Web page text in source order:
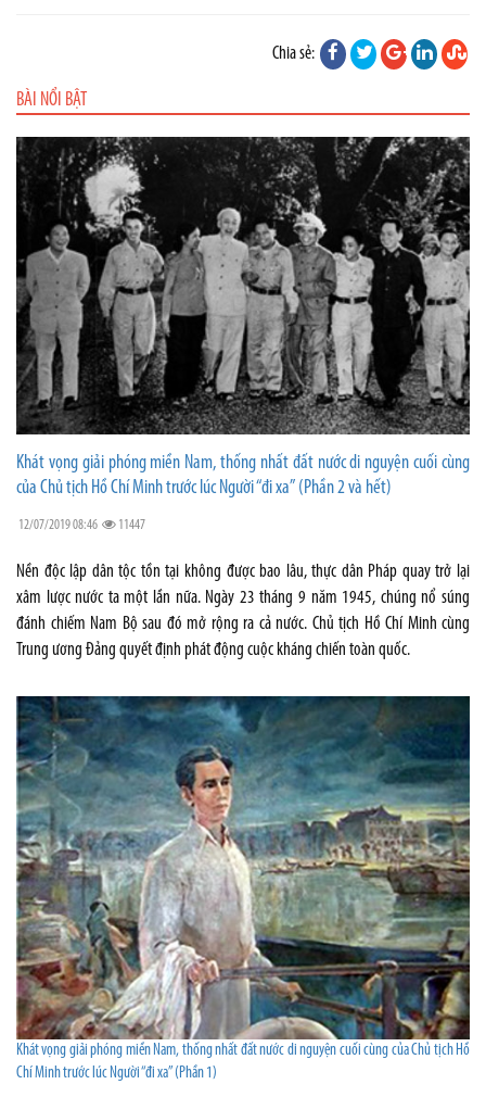
Chia sẻ:
BÀI NỔI BẬT
Khát vọng giải phóng miền Nam, thống nhất đất nước di nguyện cuối cùng
của Chủ tịch Hồ Chí Minh trước lúc Người “đi xa” (Phần 2 và hết)
12/07/2019 08:46 11447
Nền độc lập dân tộc tồn tại không được bao lâu, thực dân Pháp quay trở lại
xâm lược nước ta một lần nữa. Ngày 23 tháng 9 năm 1945, chúng nổ súng
đánh chiếm Nam Bộ sau đó mở rộng ra cả nước. Chủ tịch Hồ Chí Minh cùng
Trung ương Đảng quyết định phát động cuộc kháng chiến toàn quốc.
Khát vọng giải phóng miền Nam, thống nhất đất nước di nguyện cuối cùng của Chủ tịch Hồ
Chí Minh trước lúc Người “đi xa” (Phần 1)